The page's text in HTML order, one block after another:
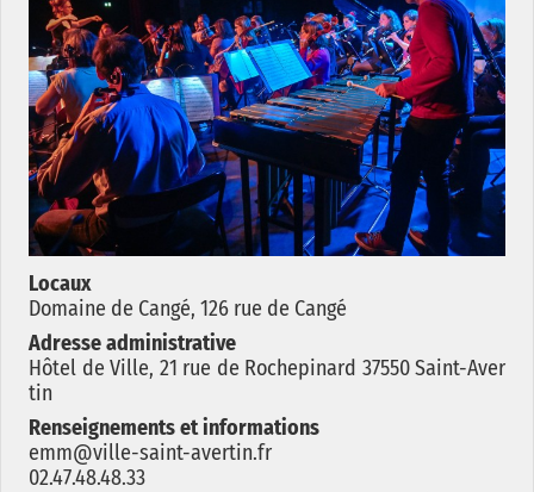
Locaux
Domaine de Cangé, 126 rue de Cangé
Adresse administrative
Hôtel de Ville, 21 rue de Rochepinard 37550 Saint-Aver
tin
Renseignements et informations
emm@ville-saint-avertin.fr
02.47.48.48.33